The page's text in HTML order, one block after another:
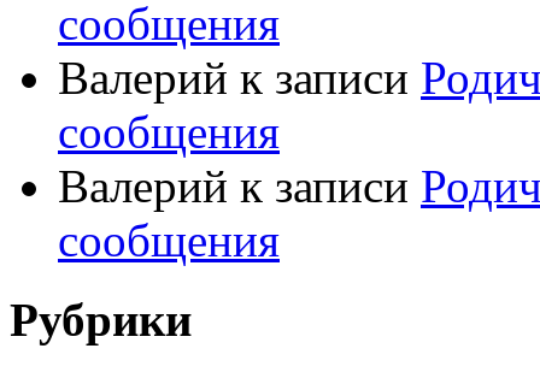
сообщения
Валерий к записи
сообщения
Валерий к записи
сообщения
Рубрики